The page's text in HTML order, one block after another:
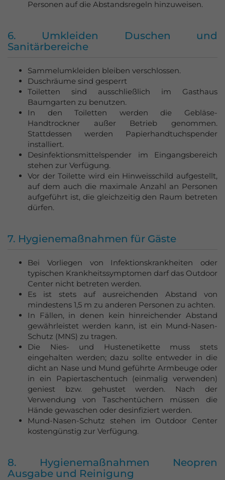
Personen auf die Abstandsregeln hinzuweisen.
6. Umkleiden Duschen und
Sanitärbereiche
Sammelumkleiden bleiben verschlossen.
Duschräume sind gesperrt
Toiletten sind ausschließlich im Gasthaus
Baumgarten zu benutzen.
In den Toiletten werden die Gebläse-
Handtrockner außer Betrieb genommen.
Stattdessen werden Papierhandtuchspender
installiert.
Desinfektionsmittelspender im Eingangsbereich
stehen zur Verfügung.
Vor der Toilette wird ein Hinweisschild aufgestellt,
auf dem auch die maximale Anzahl an Personen
aufgeführt ist, die gleichzeitig den Raum betreten
dürfen.
7. Hygienemaßnahmen für Gäste
Bei Vorliegen von Infektionskrankheiten oder
typischen Krankheitssymptomen darf das Outdoor
Center nicht betreten werden.
Es ist stets auf ausreichenden Abstand von
mindestens 1,5 m zu anderen Personen zu achten.
In Fällen, in denen kein hinreichender Abstand
gewährleistet werden kann, ist ein Mund-Nasen-
Schutz (MNS) zu tragen.
Die Nies- und Hustenetikette muss stets
eingehalten werden; dazu sollte entweder in die
dicht an Nase und Mund geführte Armbeuge oder
in ein Papiertaschentuch (einmalig verwenden)
geniest bzw. gehustet werden. Nach der
Verwendung von Taschentüchern müssen die
Hände gewaschen oder desinfiziert werden.
Mund-Nasen-Schutz stehen im Outdoor Center
kostengünstig zur Verfügung.
8. Hygienemaßnahmen Neopren
Ausgabe und Reinigung